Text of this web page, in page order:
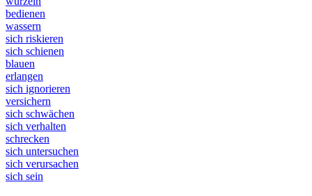
bedienen
wassern
sich riskieren
sich schienen
blauen
erlangen
sich ignorieren
versichern
sich schwächen
sich verhalten
schrecken
sich untersuchen
sich verursachen
sich sein